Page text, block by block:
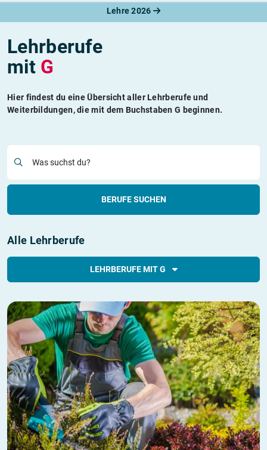
Lehre 2026
Lehrberufe
mit G
Hier findest du eine Übersicht aller Lehrberufe und
Weiterbildungen, die mit dem Buchstaben G beginnen.
Was suchst du?
BERUFE SUCHEN
Alle Lehrberufe
LEHRBERUFE MIT G